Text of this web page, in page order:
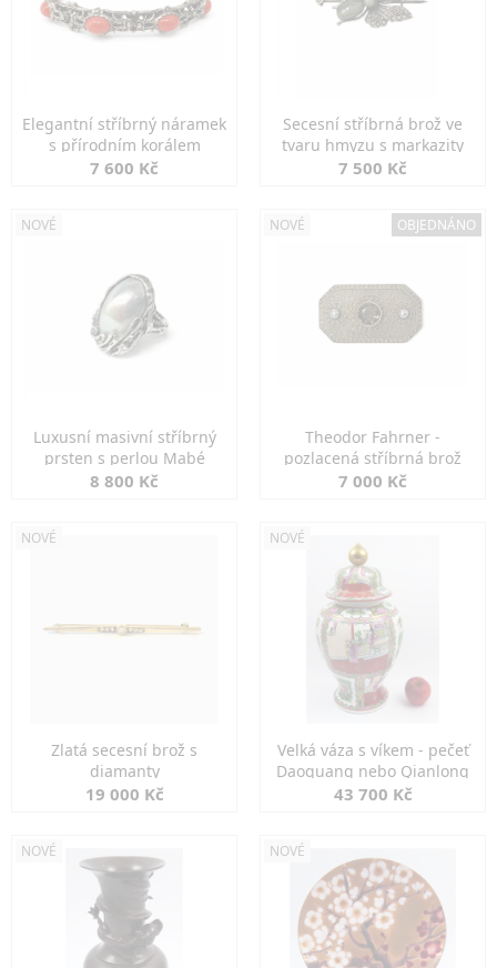
Elegantní stříbrný náramek
s přírodním korálem
7 600 Kč
Secesní stříbrná brož ve
tvaru hmyzu s markazity
7 500 Kč
NOVÉ
Luxusní masivní stříbrný
prsten s perlou Mabé
8 800 Kč
NOVÉ OBJEDNÁNO
Theodor Fahrner -
pozlacená stříbrná brož
7 000 Kč
NOVÉ
Zlatá secesní brož s
diamanty
19 000 Kč
NOVÉ
Velká váza s víkem - pečeť
Daoguang nebo Qianlong
43 700 Kč
NOVÉ NOVÉ